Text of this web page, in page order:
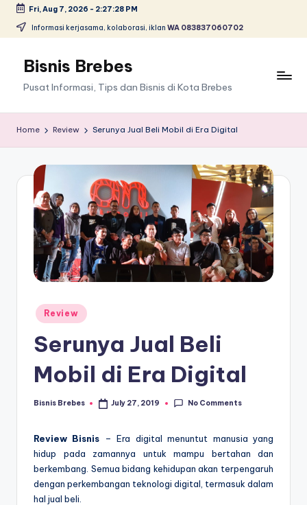
Skip
content
Fri, Aug 7, 2026 - 2:27:28 PM
Informasi kerjasama, kolaborasi, iklan WA 083837060702
Bisnis Brebes
Pusat Informasi, Tips dan Bisnis di Kota Brebes
Home Review Serunya Jual Beli Mobil di Era Digital
Posted
in
Review
Serunya Jual Beli
Mobil di Era Digital
Posted
Bisnis Brebes July 27, 2019 No Comments
Review Bisnis – Era digital menuntut manusia yang
hidup pada zamannya untuk mampu bertahan dan
berkembang. Semua bidang kehidupan akan terpengaruh
dengan perkembangan teknologi digital, termasuk dalam
hal jual beli.